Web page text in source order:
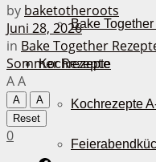
Bake
Kochrezepte
Kochrezepte
by baketotheroots
Juni 28, 2026
in Bake Together
Sommer Rezepte
AA
A
A
Reset
0